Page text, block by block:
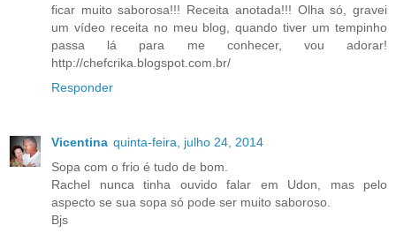
ficar muito saborosa!!! Receita anotada!!! Olha só, gravei
um vídeo receita no meu blog, quando tiver um tempinho
passa lá para me conhecer, vou adorar!
http://chefcrika.blogspot.com.br/
Responder
Vicentina quinta-feira, julho 24, 2014
Sopa com o frio é tudo de bom.
Rachel nunca tinha ouvido falar em Udon, mas pelo
aspecto se sua sopa só pode ser muito saboroso.
Bjs